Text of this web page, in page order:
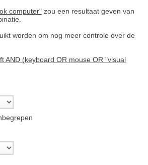
50CC TOT 125CC
UNIVERSELE QUAD ONDERDELEN
BASHAN 200S-7-200S-A
BRANDSTOF SYSTEEM
computer"zou een resultaat geven van
worden om nog meer controle over de
AND (keyboard OR mouse OR "visual